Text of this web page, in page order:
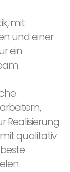
mit
und einer
ein
Realisierung
qualitativ